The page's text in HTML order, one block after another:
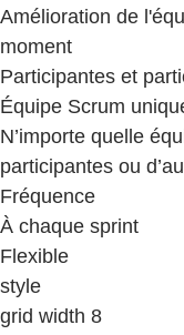
Amélioration de
moment
Participantes et
Équipe Scrum
N’importe quelle
participantes ou
Fréquence
À chaque sprint
Flexible
style
grid width 8